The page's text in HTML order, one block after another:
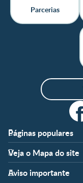
Parcerias
Páginas populares
Apoio
FAQ
Nossos Artigos
Veja o Mapa do site
Fases
Pré-Concepção
Aviso importante